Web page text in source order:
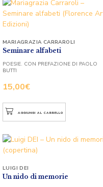
Seminare alfabeti
15,00€
MARIAGRAZIA CARRAROLI
POESIE. CON PREFAZIONE DI PAOLO
BUTTI
AGGIUNGI AL CARRELLO
Un nido di memorie
LUIGI DEI